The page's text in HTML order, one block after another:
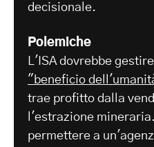
decisionale.
Polemiche
L'ISA dovrebbe gestire
"beneficio
trae profitto dalla
l'estrazione
permettere a